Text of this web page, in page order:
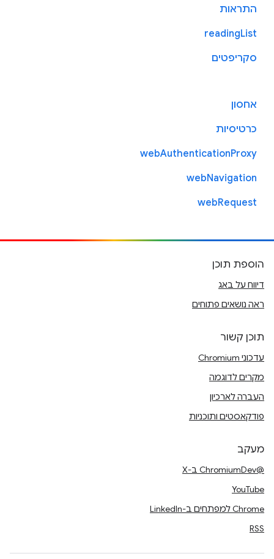
התראות
readingList
סקריפטים
אחסון
כרטיסיות
webAuthenticationProxy
webNavigation
webRequest
הוספת תוכן
דיווח על באג
ראה נושאים פתוחים
תוכן קשור
עדכוני Chromium
מקרים לדוגמה
העברה לארכיון
פודקאסטים ותוכניות
מעקב
@ChromiumDev ב-X
YouTube
Chrome למפתחים ב-LinkedIn
RSS